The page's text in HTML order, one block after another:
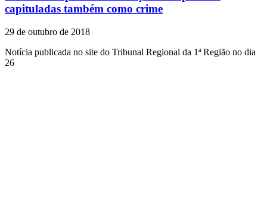
capituladas também como crime
29 de outubro de 2018
Notícia publicada no site do Tribunal Regional da 1ª Região no dia
26